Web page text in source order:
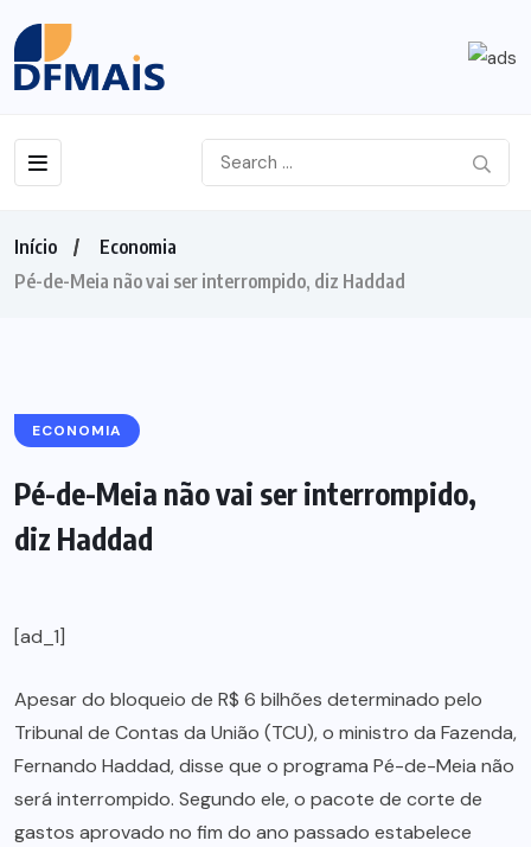
Início
Economia
Pé-de-Meia não vai ser interrompido, diz Haddad
ECONOMIA
Pé-de-Meia não vai ser interrompido,
diz Haddad
[ad_1]
Apesar do bloqueio de R$ 6 bilhões determinado pelo
Tribunal de Contas da União (TCU), o ministro da Fazenda,
Fernando Haddad, disse que o programa Pé-de-Meia não
será interrompido. Segundo ele, o pacote de corte de
gastos aprovado no fim do ano passado estabelece